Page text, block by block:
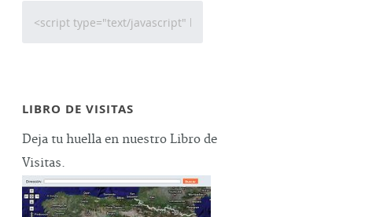
LIBRO DE VISITAS
Deja tu huella en nuestro Libro de
Visitas.